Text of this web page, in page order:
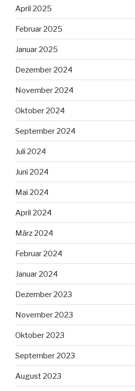
April 2025
Februar 2025
Januar 2025
Dezember 2024
November 2024
Oktober 2024
September 2024
Juli 2024
Juni 2024
Mai 2024
April 2024
März 2024
Februar 2024
Januar 2024
Dezember 2023
November 2023
Oktober 2023
September 2023
August 2023